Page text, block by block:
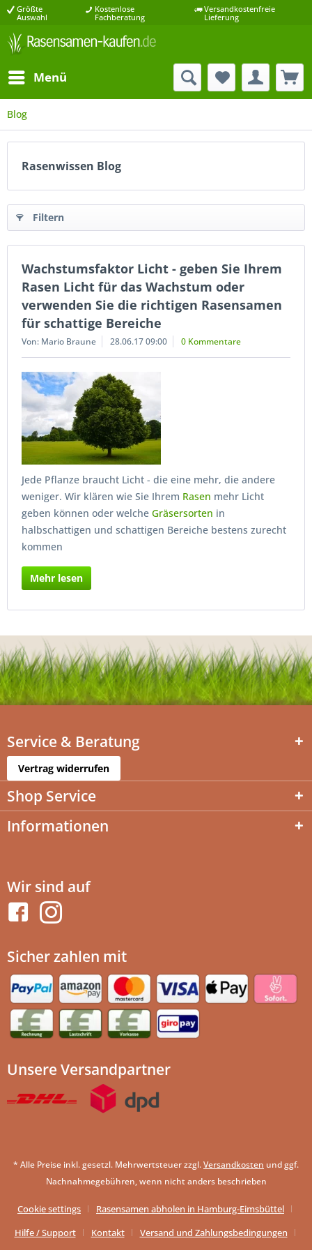
Größte
Auswahl
Kostenlose
Fachberatung
Versandkostenfreie
Lieferung
Menü
Blog
Rasenwissen Blog
Filtern
Wachstumsfaktor Licht - geben Sie Ihrem
Rasen Licht für das Wachstum oder
verwenden Sie die richtigen Rasensamen
für schattige Bereiche
Von: Mario Braune 28.06.17 09:00 0 Kommentare
Jede Pflanze braucht Licht - die eine mehr, die andere
weniger. Wir klären wie Sie Ihrem Rasen mehr Licht
geben können oder welche Gräsersorten in
halbschattigen und schattigen Bereiche bestens zurecht
kommen
Mehr lesen
Service & Beratung
Vertrag widerrufen
Shop Service
Informationen
Wir sind auf
Sicher zahlen mit
Unsere Versandpartner
* Alle Preise inkl. gesetzl. Mehrwertsteuer zzgl.Versandkosten und ggf.
Nachnahmegebühren, wenn nicht anders beschrieben
Cookie settings
Rasensamen abholen in Hamburg-Eimsbüttel
Hilfe / Support
Kontakt Versand und Zahlungsbedingungen